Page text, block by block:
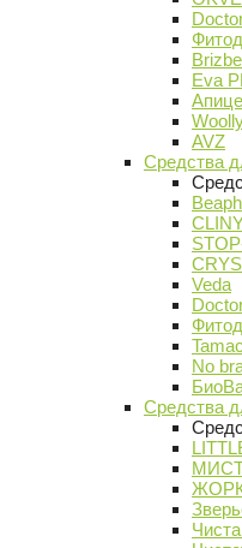
Eva
AVZ
Средства
Veda
No
Средства